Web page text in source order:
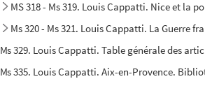
MS 318 - Ms 319. Louis Cappatti. Nice et la
Ms 320 - Ms 321. Louis Cappatti. La Guerre
Ms 329. Louis Cappatti. Table générale des
Ms 335. Louis Cappatti. Aix-en-Provence.